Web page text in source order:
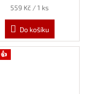
Měrná
559 Kč / 1 ks
Do košíku